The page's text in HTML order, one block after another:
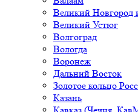
Великий Новгород
Великий Устюг
Волгоград
Вологда
Воронеж
Дальний Восток
Золотое кольцо
Казань